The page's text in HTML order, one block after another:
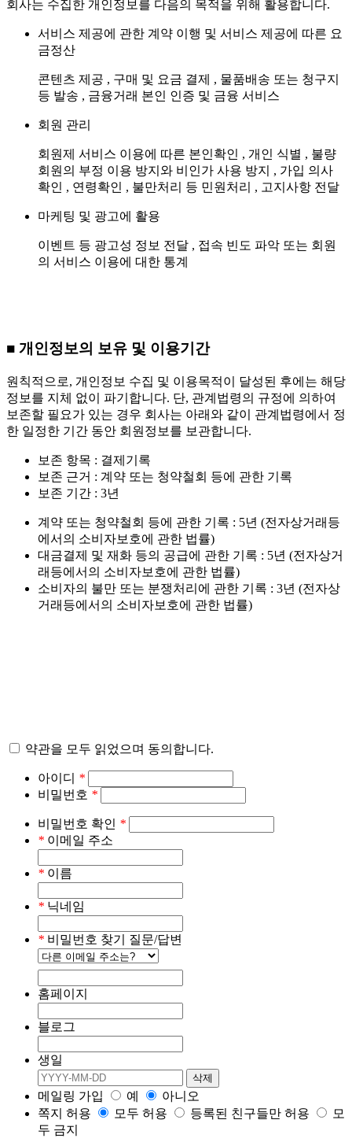
회사는 수집한 개인정보를 다음의 목적을 위해 활용합니다.
서비스 제공에 관한 계약 이행 및 서비스 제공에 따른 요
금정산
콘텐츠 제공 , 구매 및 요금 결제 , 물품배송 또는 청구지
등 발송 , 금융거래 본인 인증 및 금융 서비스
회원 관리
회원제 서비스 이용에 따른 본인확인 , 개인 식별 , 불량
회원의 부정 이용 방지와 비인가 사용 방지 , 가입 의사
확인 , 연령확인 , 불만처리 등 민원처리 , 고지사항 전달
마케팅 및 광고에 활용
이벤트 등 광고성 정보 전달 , 접속 빈도 파악 또는 회원
의 서비스 이용에 대한 통계
■ 개인정보의 보유 및 이용기간
원칙적으로, 개인정보 수집 및 이용목적이 달성된 후에는 해당
정보를 지체 없이 파기합니다. 단, 관계법령의 규정에 의하여
보존할 필요가 있는 경우 회사는 아래와 같이 관계법령에서 정
한 일정한 기간 동안 회원정보를 보관합니다.
보존 항목 : 결제기록
보존 근거 : 계약 또는 청약철회 등에 관한 기록
보존 기간 : 3년
계약 또는 청약철회 등에 관한 기록 : 5년 (전자상거래등
에서의 소비자보호에 관한 법률)
대금결제 및 재화 등의 공급에 관한 기록 : 5년 (전자상거
래등에서의 소비자보호에 관한 법률)
소비자의 불만 또는 분쟁처리에 관한 기록 : 3년 (전자상
거래등에서의 소비자보호에 관한 법률)
약관을 모두 읽었으며 동의합니다.
아이디 *
비밀번호 *
비밀번호 확인 *
* 이메일 주소
* 이름
* 닉네임
* 비밀번호 찾기 질문/답변
홈페이지
블로그
생일
메일링 가입 예
아니오
쪽지 허용
모두 허용 등록된 친구들만 허용
모
두 금지